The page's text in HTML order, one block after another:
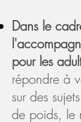
Dans le
l'
pour les
répondre à
sur des
de poids, le